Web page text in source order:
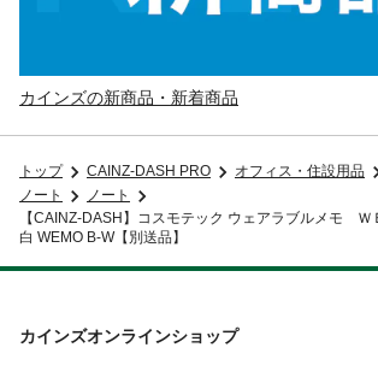
カインズの新商品・新着商品
トップ CAINZ-DASH PRO オフィス・住設用品
ノート
ノート
【CAINZ-DASH】コスモテック ウェアラブルメモ
白 WEMO B-W【別送品】
カインズオンラインショップ